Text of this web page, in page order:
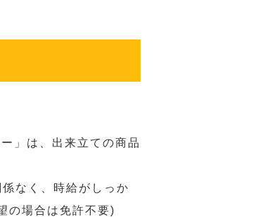
」は、出来立ての商品
なく、時給がしっか
の場合は免許不要)